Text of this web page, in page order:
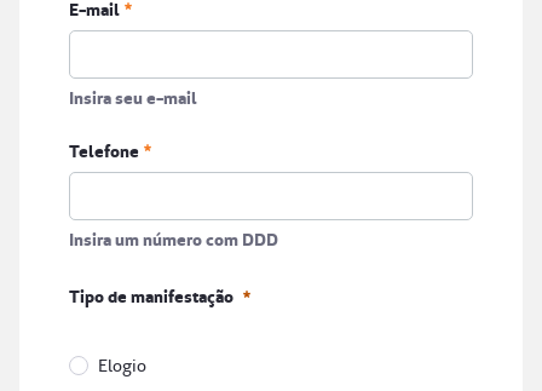
E-mail
Insira seu e-mail
Telefone
Insira um número com DDD
Insira um número com DDD
Tipo de manifestação
Elogio